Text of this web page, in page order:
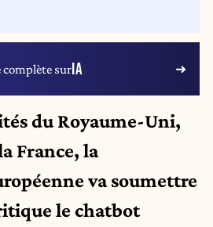
surIA
du Royaume-Uni,
France, la
va soumettre
le chatbot